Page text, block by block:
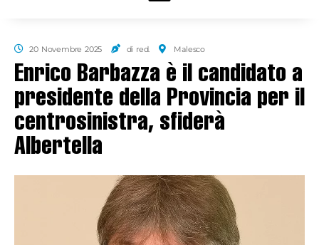
20 Novembre 2025 di red. Malesco
Enrico Barbazza è il candidato a
presidente della Provincia per il
centrosinistra, sfiderà
Albertella